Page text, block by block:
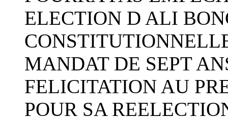
ELECTION D ALI
MANDAT DE SEPT
FELICITATION AU
POUR SA